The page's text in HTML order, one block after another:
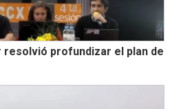
resolvió profundizar el plan de